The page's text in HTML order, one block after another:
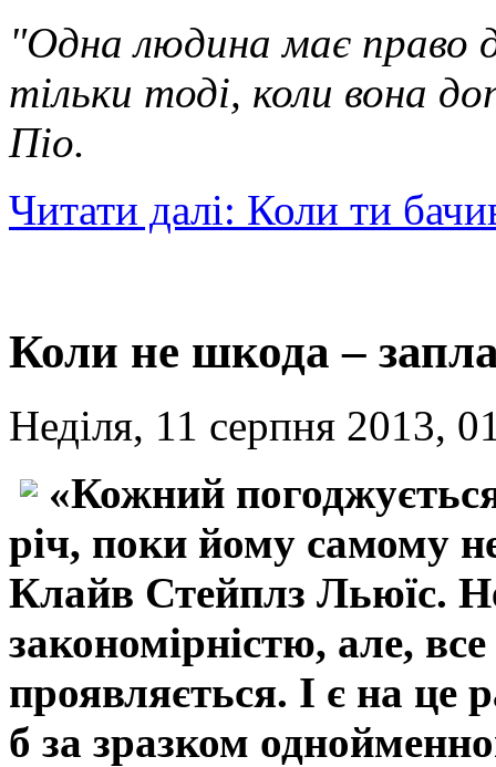
"Одна людина має право
тільки тоді, коли вона
Піо.
Читати далі: Коли ти
Коли не шкода –
Неділя, 11 серпня 2013,
«Кожний
річ, поки йому самому
Клайв Стейплз Льюїс.
закономірністю, але,
проявляється. І є на це
б за зразком